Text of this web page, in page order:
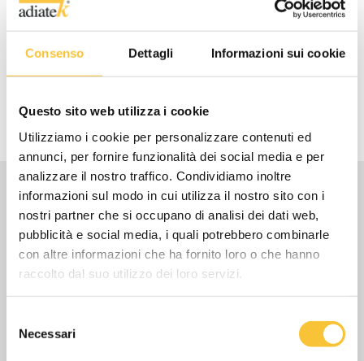
Consenso Dettagli Informazioni sui cookie
Questo sito web utilizza i cookie
Utilizziamo i cookie per personalizzare contenuti ed
annunci, per fornire funzionalità dei social media e per
analizzare il nostro traffico. Condividiamo inoltre
informazioni sul modo in cui utilizza il nostro sito con i
nostri partner che si occupano di analisi dei dati web,
pubblicità e social media, i quali potrebbero combinarle
con altre informazioni che ha fornito loro o che hanno
raccolto dal suo utilizzo dei loro servizi.
delNecessari
Rumorosità
Accessori
Accessori Standard